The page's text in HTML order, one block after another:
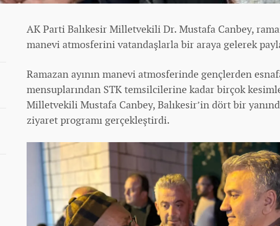
AK Parti Balıkesir Milletvekili Dr. Mustafa Canbey,
manevi atmosferini vatandaşlarla bir araya gelerek
Ramazan ayının manevi atmosferinde gençlerden
mensuplarından STK temsilcilerine kadar birçok
Milletvekili Mustafa Canbey, Balıkesir’in dört bir
ziyaret programı gerçekleştirdi.